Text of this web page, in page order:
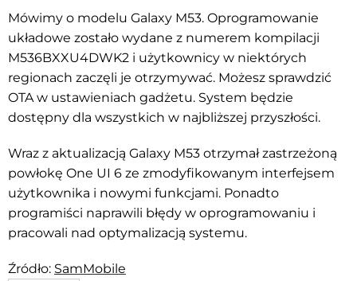
Mówimy o modelu Galaxy M53. Oprogramowanie
układowe zostało wydane z numerem kompilacji
M536BXXU4DWK2 i użytkownicy w niektórych
regionach zaczęli je otrzymywać. Możesz sprawdzić
OTA w ustawieniach gadżetu. System będzie
dostępny dla wszystkich w najbliższej przyszłości.
Wraz z aktualizacją Galaxy M53 otrzymał zastrzeżoną
powłokę One UI 6 ze zmodyfikowanym interfejsem
użytkownika i nowymi funkcjami. Ponadto
programiści naprawili błędy w oprogramowaniu i
pracowali nad optymalizacją systemu.
Źródło: SamMobile